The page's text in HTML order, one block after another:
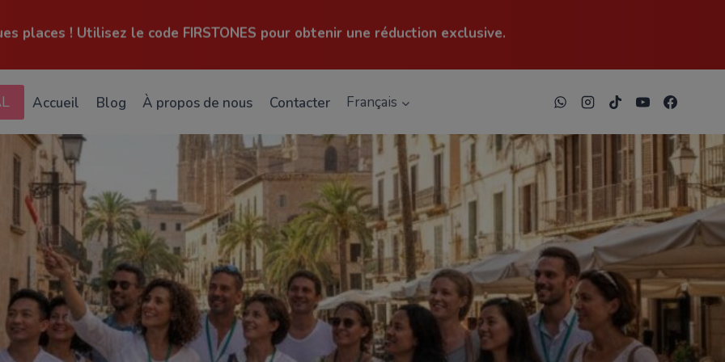
Accueil Blog À propos de nous Contacter Français
places ! Utilisez le code FIRSTONES pour obtenir une réduction exclusive.